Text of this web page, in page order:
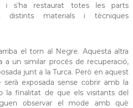
s’ha restaurat totes les parts
distints materials i tècniques
el torn al Negre. Aquesta altra
a un similar procés de recuperació,
junt a la Turca. Però en aquest
exposada sense cobrir amb la
la finalitat de que els visitants del
observar el mode amb què